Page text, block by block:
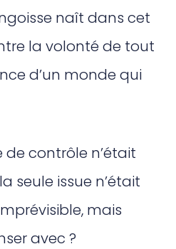
naît dans cet
la volonté de tout
d’un monde qui
de contrôle n’était
seule issue n’était
mais
avec ?